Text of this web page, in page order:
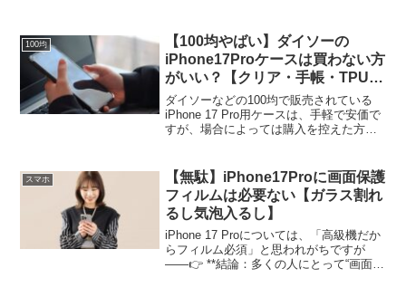
100均
【100均やばい】ダイソーの
iPhone17Proケースは買わない方
がいい？【クリア・手帳・TPU】
【DAISO】
ダイソーなどの100均で販売されている
iPhone 17 Pro用ケースは、手軽で安価で
すが、場合によっては購入を控えた方が
window.adsbygoogle |...
スマホ
【無駄】iPhone17Proに画面保護
フィルムは必要ない【ガラス割れ
るし気泡入るし】
iPhone 17 Proについては、「高級機だか
らフィルム必須」と思われがちですが
——👉 **結論：多くの人にとって“画面保